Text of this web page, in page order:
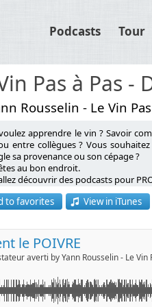
Podcasts Tour
Rousselin - Le Vin
apprendre le vin ? Savoir
entre collègues ? Vous
sa provenance ou son cépage ?
au bon endroit.
découvrir des podcasts pour
YANN ROUSSELIN ?
de l’école de dégustation Le
du blog Le Vin Pas à Pas et du
des Masterclass de la
des programmes de formations
Rousselin a constitué en plus de
de l’expertise de Yann et de son
to favorites View in iTunes
le POIVRE
(C'est un extrait d'une des mes
#winetasting #vin